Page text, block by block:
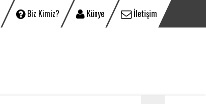
Biz Kimiz? Künye İletişim